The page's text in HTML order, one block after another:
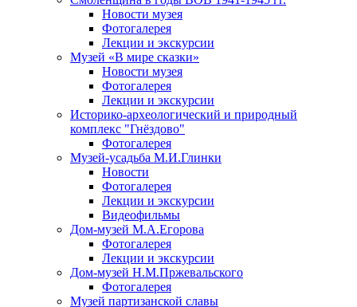
Новости музея
Фотогалерея
Лекции и экскурсии
Музей «В мире сказки»
Новости музея
Фотогалерея
Лекции и экскурсии
Историко-археологический и природный
комплекс "Гнёздово"
Фотогалерея
Музей-усадьба М.И.Глинки
Новости
Фотогалерея
Лекции и экскурсии
Видеофильмы
Дом-музей М.А.Егорова
Фотогалерея
Лекции и экскурсии
Дом-музей Н.М.Пржевальского
Фотогалерея
Музей партизанской славы